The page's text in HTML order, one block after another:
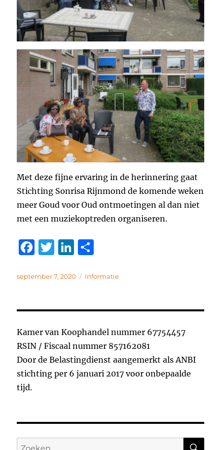
Met deze fijne ervaring in de herinnering gaat
Stichting Sonrisa Rijnmond de komende weken
meer Goud voor Oud ontmoetingen al dan niet
met een muziekoptreden organiseren.
F
c
b
o
o
k
T
it
r
Li
k
d
I
n
e
Geplaatst
september 7, 2020 Categorieën
Informatie
Kamer van Koophandel nummer 67754457
RSIN / Fiscaal nummer 857162081
Door de Belastingdienst aangemerkt als ANBI
stichting per 6 januari 2017 voor onbepaalde
tijd.
Zoeken